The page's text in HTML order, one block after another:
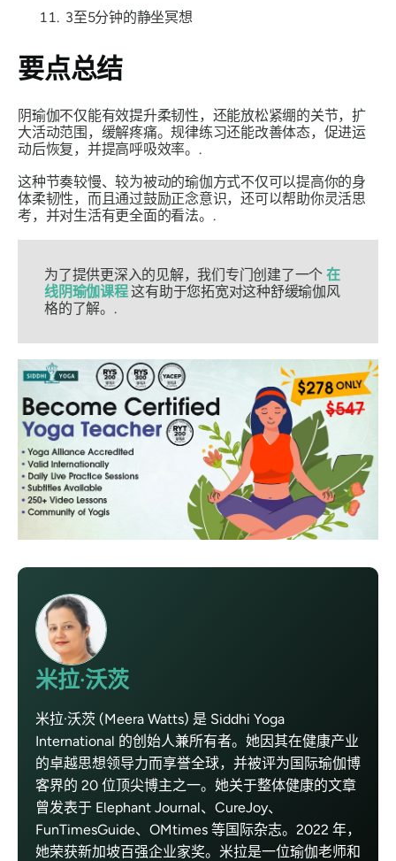
3至5分钟的静坐冥想
要点总结
阴瑜伽不仅能有效提升柔韧性，还能放松紧绷的关节，扩
大活动范围，缓解疼痛。规律练习还能改善体态，促进运
动后恢复，并提高呼吸效率。.
这种节奏较慢、较为被动的瑜伽方式不仅可以提高你的身
体柔韧性，而且通过鼓励正念意识，还可以帮助你灵活思
考，并对生活有更全面的看法。.
为了提供更深入的见解，我们专门创建了一个 在
线阴瑜伽课程这有助于您拓宽对这种舒缓瑜伽风
格的了解。.
米拉·沃茨
米拉·沃茨 (Meera Watts) 是 Siddhi Yoga
International 的创始人兼所有者。她因其在健康产业
的卓越思想领导力而享誉全球，并被评为国际瑜伽博
客界的 20 位顶尖博主之一。她关于整体健康的文章
曾发表于 Elephant Journal、CureJoy、
FunTimesGuide、OMtimes 等国际杂志。2022 年，
她荣获新加坡百强企业家奖。米拉是一位瑜伽老师和